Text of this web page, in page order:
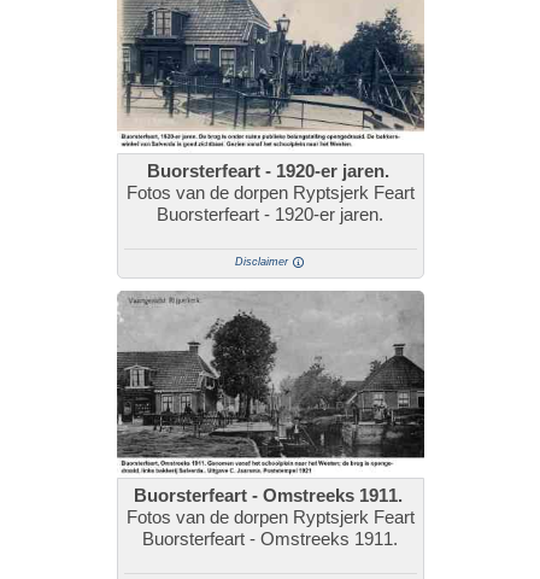
Buorsterfeart - 1920-er jaren.
Fotos van de dorpen Ryptsjerk Feart
Buorsterfeart - 1920-er jaren.
Disclaimer
Buorsterfeart - Omstreeks 1911.
Fotos van de dorpen Ryptsjerk Feart
Buorsterfeart - Omstreeks 1911.